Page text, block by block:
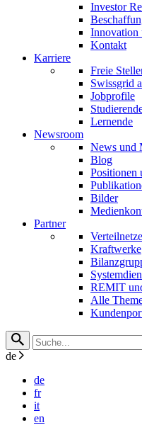
Investor
Innovation
Kontakt
Karriere
Freie
Swissgrid
Jobprofile
Lernende
Newsroom
News und
Blog
Positionen
Bilder
Partner
Verteilnetze
Kraftwerke
REMIT
Alle
de
de
fr
it
en